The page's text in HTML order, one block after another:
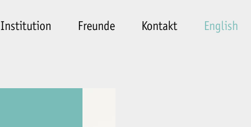
Institution Freunde Kontakt English